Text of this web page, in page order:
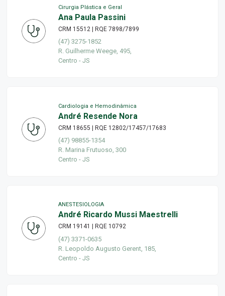
Cirurgia Plástica e Geral
Ana Paula Passini
CRM 15512 | RQE 7898/7899
(47) 3275-1852
R. Guilherme Weege, 495,
Centro - JS
Cardiologia e Hemodinâmica
André Resende Nora
CRM 18655 | RQE 12802/17457/17683
(47) 98855-1354
R. Marina Frutuoso, 300
Centro - JS
ANESTESIOLOGIA
André Ricardo Mussi Maestrelli
CRM 19141 | RQE 10792
(47) 3371-0635
R. Leopoldo Augusto Gerent, 185,
Centro - JS